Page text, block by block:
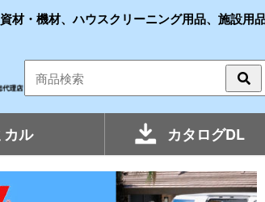
材・機材、ハウスクリーニング用品、施設用
ル カタログDL